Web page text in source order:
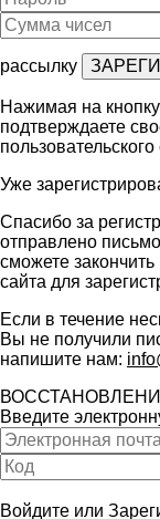
рассылку
Нажимая на
подтверждаете
Уже
Спасибо за
отправлено
сможете
сайта для
Если в течение
Вы не получили
напишите нам:
Введите
Войдите или